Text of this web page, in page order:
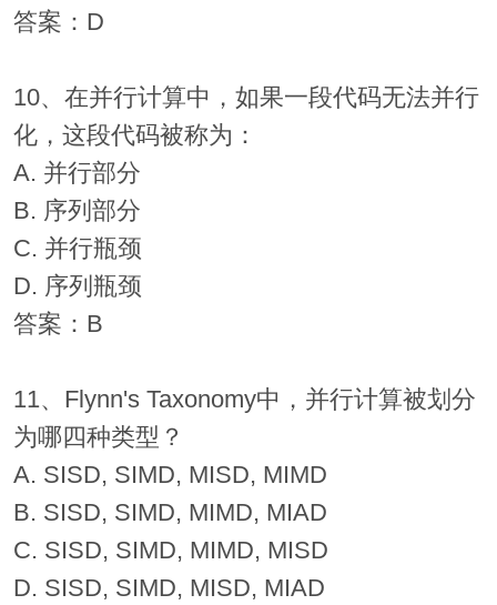
答案：D
10、在并行计算中，如果一段代码无法并行
化，这段代码被称为：
A. 并行部分
B. 序列部分
C. 并行瓶颈
D. 序列瓶颈
答案：B
11、Flynn's Taxonomy中，并行计算被划分
为哪四种类型？
A. SISD, SIMD, MISD, MIMD
B. SISD, SIMD, MIMD, MIAD
C. SISD, SIMD, MIMD, MISD
D. SISD, SIMD, MISD, MIAD